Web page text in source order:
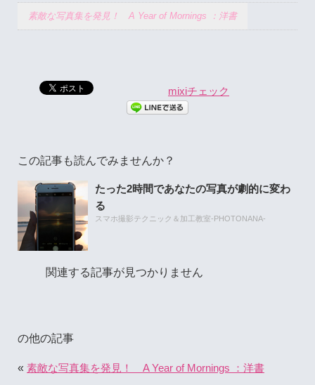
素敵な写真集を発見！ A Year of Mornings ：洋書
mixiチェック
この記事も読んでみませんか？
たった2時間であなたの写真が劇的に変わ
る
スマホ撮影テクニック＆加工教室-PHOTONANA-
関連する記事が見つかりません
の他の記事
« 素敵な写真集を発見！ A Year of Mornings ：洋書